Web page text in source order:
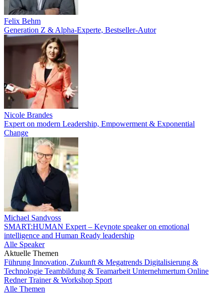
Felix Behm
Generation Z & Alpha-Experte, Bestseller-Autor
Nicole Brandes
Expert on modern Leadership, Empowerment & Exponential
Change
Michael Sandvoss
SMART:HUMAN Expert – Keynote speaker on emotional
intelligence and Human Ready leadership
Alle Speaker
Aktuelle Themen
Führung Innovation, Zukunft & Megatrends Digitalisierung &
Technologie Teambildung & Teamarbeit Unternehmertum Online
RednerTrainer & Workshop Sport
Alle Themen